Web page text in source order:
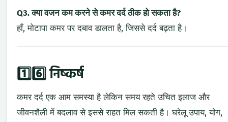
Q3.क्यावजनकमकरनेसेकमरदर्दठीकहोसकताहै?
हाँ,मोटापाकमरपरदबावडालताहै,जिससेदर्दबढ़ताहै।
1️⃣6️⃣निष्कर्ष
कमरदर्दएक आमसमस्याहैलेकिनसमयरहतेउचितइलाज और
जीवनशैलीमेंबदलावसेइससेराहतमिलसकतीहै।घरेलूउपाय,योग,